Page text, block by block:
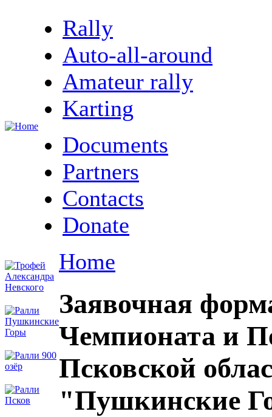
Rally
Auto-all-around
Amateur rally
Karting
Documents
Partners
Contacts
Donate
Home
Заявочная
Чемпионата и
Псковской
"Пушкинские